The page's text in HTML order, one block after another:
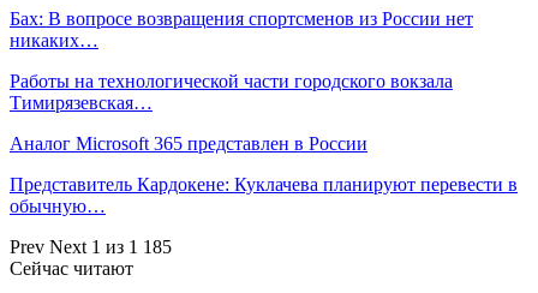
Бах: В вопросе возвращения спортсменов из России нет
никаких…
Работы на технологической части городского вокзала
Тимирязевская…
Аналог Microsoft 365 представлен в России
Представитель Кардокене: Куклачева планируют перевести в
обычную…
Prev Next 1 из 1 185
Сейчас читают